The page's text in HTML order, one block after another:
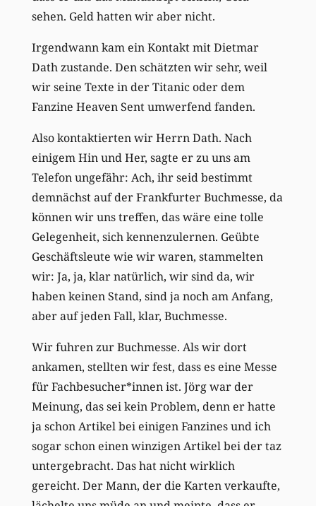
sehen. Geld hatten wir aber nicht.
Irgendwann kam ein Kontakt mit Dietmar
Dath zustande. Den schätzten wir sehr, weil
wir seine Texte in der Titanic oder dem
Fanzine Heaven Sent umwerfend fanden.
Also kontaktierten wir Herrn Dath. Nach
einigem Hin und Her, sagte er zu uns am
Telefon ungefähr: Ach, ihr seid bestimmt
demnächst auf der Frankfurter Buchmesse, da
können wir uns treffen, das wäre eine tolle
Gelegenheit, sich kennenzulernen. Geübte
Geschäftsleute wie wir waren, stammelten
wir: Ja, ja, klar natürlich, wir sind da, wir
haben keinen Stand, sind ja noch am Anfang,
aber auf jeden Fall, klar, Buchmesse.
Wir fuhren zur Buchmesse. Als wir dort
ankamen, stellten wir fest, dass es eine Messe
für Fachbesucher*innen ist. Jörg war der
Meinung, das sei kein Problem, denn er hatte
ja schon Artikel bei einigen Fanzines und ich
sogar schon einen winzigen Artikel bei der taz
untergebracht. Das hat nicht wirklich
gereicht. Der Mann, der die Karten verkaufte,